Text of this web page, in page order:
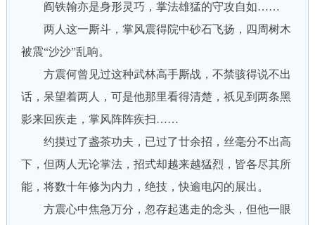
阎铁翰亦是身形灵巧，掌法雄猛的守攻自如……
两人这一厮斗，掌风震得院中砂石飞扬，四周树木
被震“沙沙”乱响。
方震何曾见过这种武林高手厮战，不禁骇得说不出
话，呆望着两人，可是他那里看得清楚，祇见到两条黑
影来回疾走，掌风阵阵疾扫……
约摸过了盏茶功夫，已过了廿余招，丝毫分不出高
下，但两人无论掌法，招式却越来越猛烈，皆各尽其所
能，将数十年修为内力，绝技，快逾电闪的展出。
方震心中焦急万分，忽存起逃走的念头，但他一眼